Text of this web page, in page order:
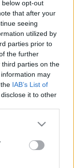
opt-out
that after your
seeing
utilized by
parties prior to
the further
parties on the
may
IAB’s List of
it to other
or more Google
You may click to
party tags to
in below Google
a
segítenénk az
egyszerre
kihívást